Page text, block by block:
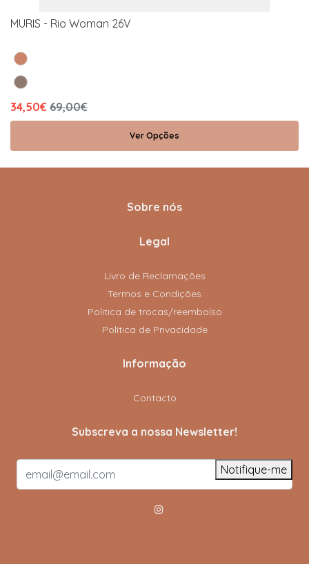
MURIS - Rio Woman 26V
34,50€ 69,00€
Ver Opções
Sobre nós
Legal
Livro de Reclamações
Termos e Condições
Politica de trocas/reembolso
Política de Privacidade
Informação
Contacto
Subscreva a nossa Newsletter!
Notifique-me